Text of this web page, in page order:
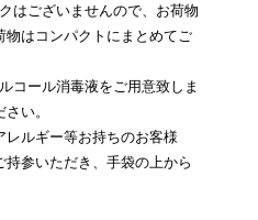
はございませんので、お荷物
はコンパクトにまとめてご
コール消毒液をご用意致しま
い。
ルギー等お持ちのお客様
参いただき、手袋の上から